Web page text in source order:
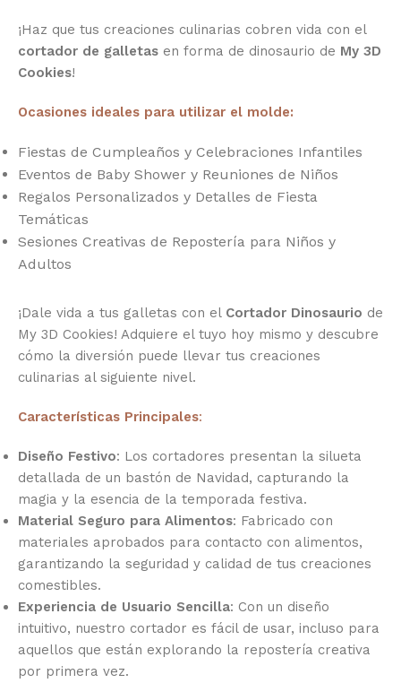
¡Haz que tus creaciones culinarias cobren vida con el
cortador de galletas en forma de dinosaurio de My 3D
Cookies!
Ocasiones ideales para utilizar el molde:
Fiestas de Cumpleaños y Celebraciones Infantiles
Eventos de Baby Shower y Reuniones de Niños
Regalos Personalizados y Detalles de Fiesta
Temáticas
Sesiones Creativas de Repostería para Niños y
Adultos
¡Dale vida a tus galletas con el Cortador Dinosaurio de
My 3D Cookies! Adquiere el tuyo hoy mismo y descubre
cómo la diversión puede llevar tus creaciones
culinarias al siguiente nivel.
Características Principales:
Diseño Festivo: Los cortadores presentan la silueta
detallada de un bastón de Navidad, capturando la
magia y la esencia de la temporada festiva.
Material Seguro para Alimentos: Fabricado con
materiales aprobados para contacto con alimentos,
garantizando la seguridad y calidad de tus creaciones
comestibles.
Experiencia de Usuario Sencilla: Con un diseño
intuitivo, nuestro cortador es fácil de usar, incluso para
aquellos que están explorando la repostería creativa
por primera vez.